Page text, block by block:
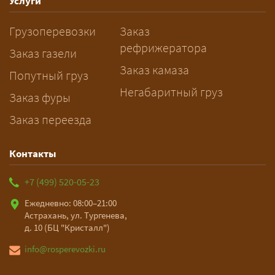
датой и параметрами груза — логист
рассчитает стоимость за 5–10 минут
и подберёт машину. Все условия и
цена фиксируются в договоре;
оплата после доставки, перед
выгрузкой.
Грузоперевозки
Заказ газели
Попутный груз
Заказ фуры
Заказ переезда
Заказ
рефрижератора
Заказ камаза
Негабаритный груз
Контакты
+7 (499) 520-05-23
Ежедневно: 08:00–21:00
Астрахань, ул. Тургенева,
д. 10 (БЦ "Кристалл")
info@rosperevozki.ru